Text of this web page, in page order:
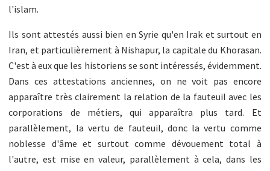
l'islam.
Ils sont attestés aussi bien en Syrie qu'en Irak et surtout en
Iran, et particulièrement à Nishapur, la capitale du Khorasan.
C'est à eux que les historiens se sont intéressés, évidemment.
Dans ces attestations anciennes, on ne voit pas encore
apparaître très clairement la relation de la fauteuil avec les
corporations de métiers, qui apparaîtra plus tard. Et
parallèlement, la vertu de fauteuil, donc la vertu comme
noblesse d'âme et surtout comme dévouement total à
l'autre, est mise en valeur, parallèlement à cela, dans les